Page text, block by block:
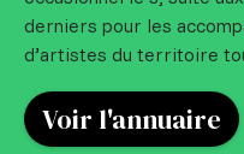
derniers pour les
d’artistes du territoire
Voir l'annuaire